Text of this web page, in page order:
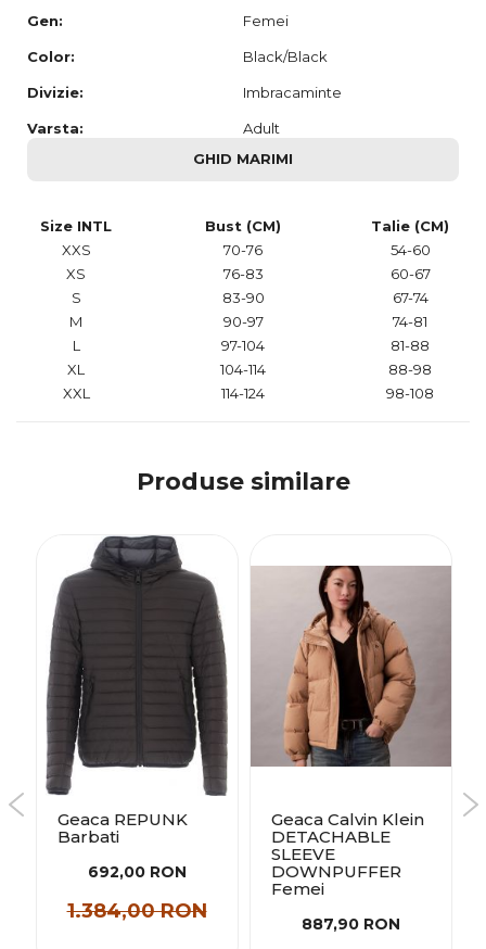
Gen: Femei
Color: Black/Black
Divizie: Imbracaminte
Varsta:
Adult
GHID MARIMI
Size INTL Bust (CM)
Talie (CM)
XXS
70-76
54-60
XS
76-83
60-67
S
83-90
67-74
M
90-97
74-81
L
97-104
81-88
XL
104-114
88-98
XXL
114-124 98-108
Produse similare
Geaca REPUNK
Barbati
692,00 RON
1.384,00 RON
Geaca Calvin Klein
DETACHABLE
SLEEVE
DOWNPUFFER
Femei
887,90 RON